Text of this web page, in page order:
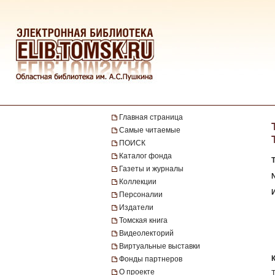
Главная страница
Самые читаемые
ПОИСК
Каталог фонда
Газеты и журналы
Коллекции
Персоналии
Издатели
Томская книга
Видеолекторий
Виртуальные выставки
Фонды партнеров
О проекте